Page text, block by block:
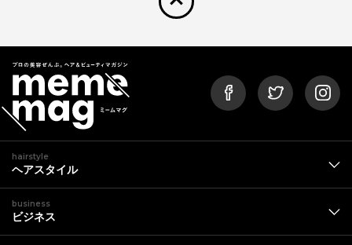
hairstyle
ヘアスタイル
business
ビジネス